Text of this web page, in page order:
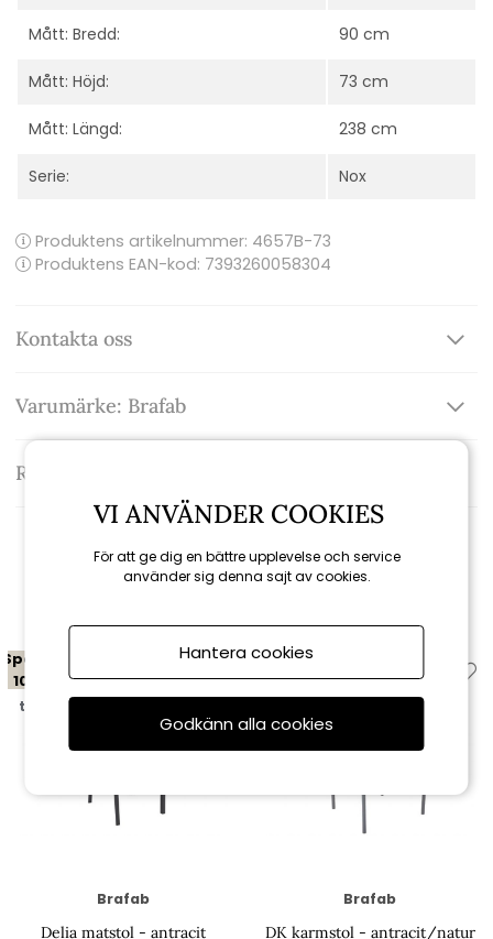
Mått: Bredd: 90 cm
Mått: Höjd: 73 cm
Mått: Längd: 238 cm
Serie: Nox
Produktens artikelnummer: 4657B-73
Produktens EAN-kod: 7393260058304
Kontakta oss
Varumärke: Brafab
Recensioner
Relaterade produkter
Spara
10%
till 16/8
Brafab
Delia matstol - antracit
Spara
10%
Brafab
DK karmstol - antracit/natur
VI ANVÄNDER COOKIES
För att ge dig en bättre upplevelse och service
använder sig denna sajt av cookies.
Hantera cookies
Godkänn alla cookies